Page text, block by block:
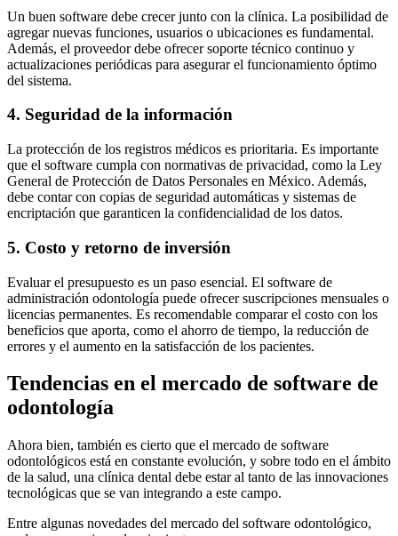
Un buen software debe crecer junto con la clínica. La posibilidad de
agregar nuevas funciones, usuarios o ubicaciones es fundamental.
Además, el proveedor debe ofrecer soporte técnico continuo y
actualizaciones periódicas para asegurar el funcionamiento óptimo
del sistema.
4. Seguridad de la información
La protección de los registros médicos es prioritaria. Es importante
que el software cumpla con normativas de privacidad, como la Ley
General de Protección de Datos Personales en México. Además,
debe contar con copias de seguridad automáticas y sistemas de
encriptación que garanticen la confidencialidad de los datos.
5. Costo y retorno de inversión
Evaluar el presupuesto es un paso esencial. El software de
administración odontología puede ofrecer suscripciones mensuales o
licencias permanentes. Es recomendable comparar el costo con los
beneficios que aporta, como el ahorro de tiempo, la reducción de
errores y el aumento en la satisfacción de los pacientes.
Tendencias en el mercado de software de
odontología
Ahora bien, también es cierto que el mercado de software
odontológicos está en constante evolución, y sobre todo en el ámbito
de la salud, una clínica dental debe estar al tanto de las innovaciones
tecnológicas que se van integrando a este campo.
Entre algunas novedades del mercado del software odontológico,